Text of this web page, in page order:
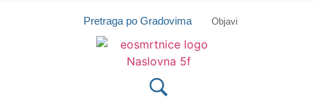
Isprobajte našu Android i IOS aplikaciju
Pretraga po Gradovima Objavi